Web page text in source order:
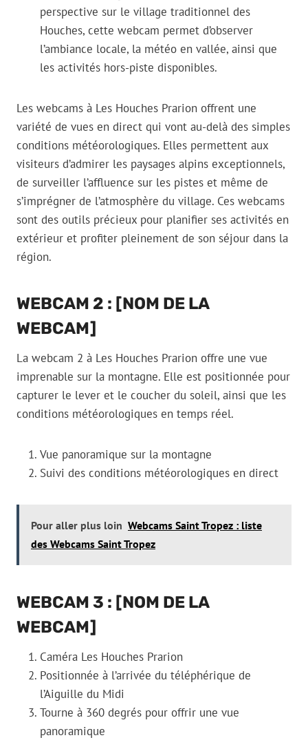
perspective sur le village traditionnel des
Houches, cette webcam permet d’observer
l’ambiance locale, la météo en vallée, ainsi que
les activités hors-piste disponibles.
Les webcams à Les Houches Prarion offrent une
variété de vues en direct qui vont au-delà des simples
conditions météorologiques. Elles permettent aux
visiteurs d’admirer les paysages alpins exceptionnels,
de surveiller l’affluence sur les pistes et même de
s’imprégner de l’atmosphère du village. Ces webcams
sont des outils précieux pour planifier ses activités en
extérieur et profiter pleinement de son séjour dans la
région.
WEBCAM 2 : [NOM DE LA
WEBCAM]
La webcam 2 à Les Houches Prarion offre une vue
imprenable sur la montagne. Elle est positionnée pour
capturer le lever et le coucher du soleil, ainsi que les
conditions météorologiques en temps réel.
Vue panoramique sur la montagne
Suivi des conditions météorologiques en direct
Pour aller plus loin Webcams Saint Tropez : liste
des Webcams Saint Tropez
WEBCAM 3 : [NOM DE LA
WEBCAM]
Caméra Les Houches Prarion
Positionnée à l’arrivée du téléphérique de
l’Aiguille du Midi
Tourne à 360 degrés pour offrir une vue
panoramique